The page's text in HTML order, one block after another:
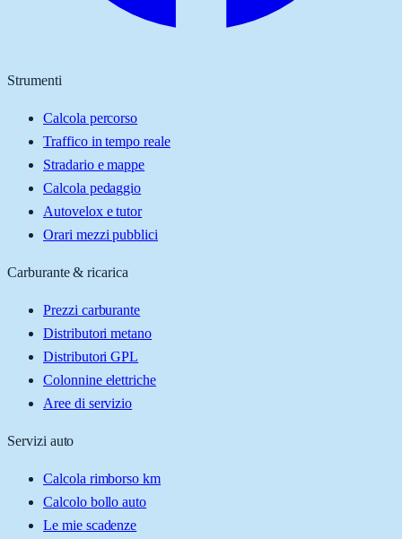
Strumenti
Calcola percorso
Traffico in tempo reale
Stradario e mappe
Calcola pedaggio
Autovelox e tutor
Orari mezzi pubblici
Carburante & ricarica
Prezzi carburante
Distributori metano
Distributori GPL
Colonnine elettriche
Aree di servizio
Servizi auto
Calcola rimborso km
Calcolo bollo auto
Le mie scadenze